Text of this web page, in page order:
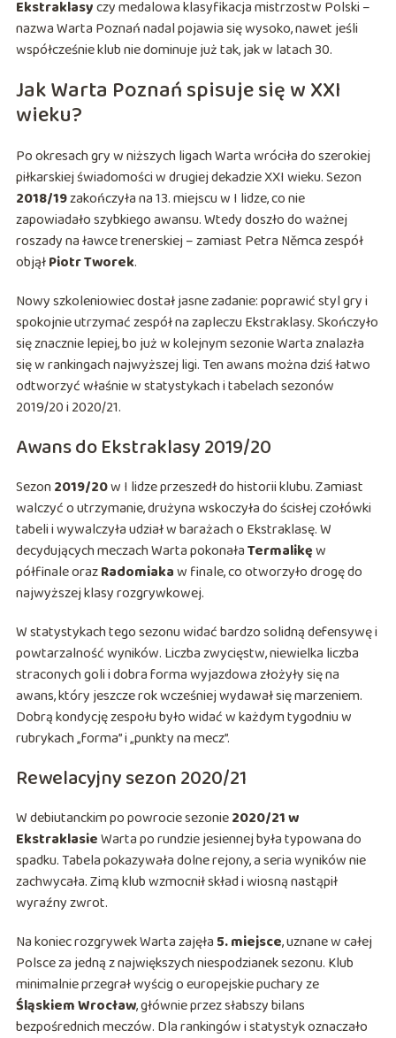
Ekstraklasyczy medalowa klasyfikacja mistrzostw Polski –
nazwa Warta Poznań nadal pojawia się wysoko, nawet jeśli
współcześnie klub nie dominuje już tak, jak w latach 30.
Jak Warta Poznań spisuje się w XXI
wieku?
Po okresach gry w niższych ligach Warta wróciła do szerokiej
piłkarskiej świadomości w drugiej dekadzie XXI wieku. Sezon
2018/19zakończyła na 13. miejscu w I lidze, co nie
zapowiadało szybkiego awansu. Wtedy doszło do ważnej
roszady na ławce trenerskiej – zamiast Petra Němca zespół
objąłPiotr Tworek.
Nowy szkoleniowiec dostał jasne zadanie: poprawić styl gry i
spokojnie utrzymać zespół na zapleczu Ekstraklasy. Skończyło
się znacznie lepiej, bo już w kolejnym sezonie Warta znalazła
się w rankingach najwyższej ligi. Ten awans można dziś łatwo
odtworzyć właśnie w statystykach i tabelach sezonów
2019/20 i 2020/21.
Awans do Ekstraklasy 2019/20
Sezon2019/20w I lidze przeszedł do historii klubu. Zamiast
walczyć o utrzymanie, drużyna wskoczyła do ścisłej czołówki
tabeli i wywalczyła udział w barażach o Ekstraklasę. W
decydujących meczach Warta pokonałaTermalikęw
półfinale orazRadomiakaw finale, co otworzyło drogę do
najwyższej klasy rozgrywkowej.
W statystykach tego sezonu widać bardzo solidną defensywę i
powtarzalność wyników. Liczba zwycięstw, niewielka liczba
straconych goli i dobra forma wyjazdowa złożyły się na
awans, który jeszcze rok wcześniej wydawał się marzeniem.
Dobrą kondycję zespołu było widać w każdym tygodniu w
rubrykach „forma” i „punkty na mecz”.
Rewelacyjny sezon 2020/21
W debiutanckim po powrocie sezonie2020/21 w
EkstraklasieWarta po rundzie jesiennej była typowana do
spadku. Tabela pokazywała dolne rejony, a seria wyników nie
zachwycała. Zimą klub wzmocnił skład i wiosną nastąpił
wyraźny zwrot.
Na koniec rozgrywek Warta zajęła 5. miejsce, uznane w całej
Polsce za jedną z największych niespodzianek sezonu. Klub
minimalnie przegrał wyścig o europejskie puchary ze
Śląskiem Wrocław, głównie przez słabszy bilans
bezpośrednich meczów. Dla rankingów i statystyk oznaczało